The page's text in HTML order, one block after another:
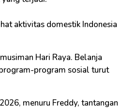
aktivitas domestik Indonesia
Hari Raya. Belanja
program sosial turut
menuru Freddy, tantangan